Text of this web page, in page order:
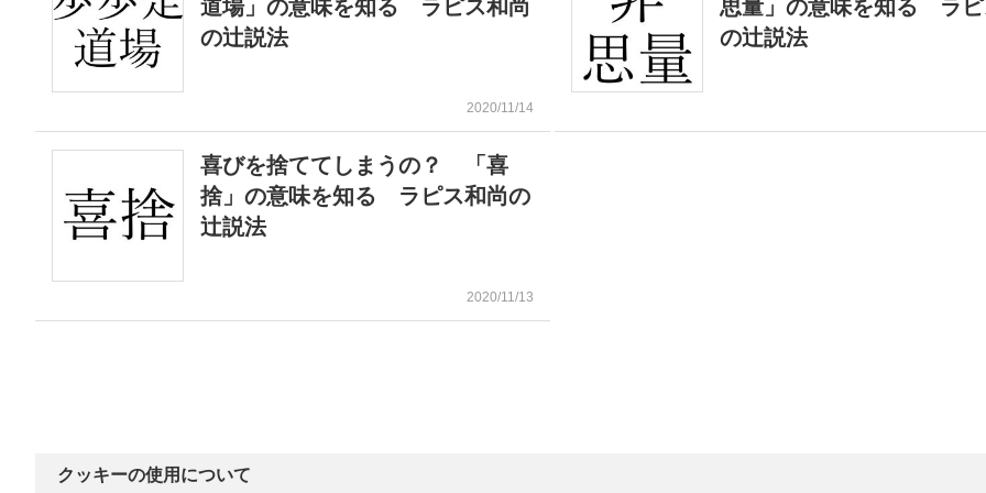
道場」の意味を知る ラピス和尚
の辻説法
2020/11/14
思量」の意味を知る ラピ
の辻説法
喜びを捨ててしまうの？ 「喜
捨」の意味を知る ラピス和尚の
辻説法
2020/11/13
クッキーの使用について